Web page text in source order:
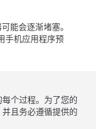
能会逐渐堵塞。
手机应用程序预
个过程。为了您的
且务必遵循提供的